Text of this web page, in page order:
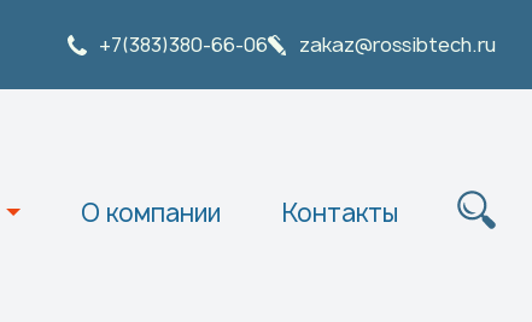
+7(383)380-66-06 zakaz@rossibtech.ru
О компании Контакты